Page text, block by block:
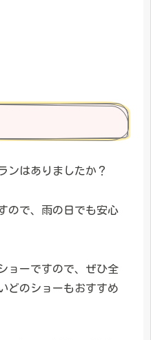
ンはありましたか？
ので、雨の日でも安心
ョーですので、ぜひ全
どのショーもおすすめ